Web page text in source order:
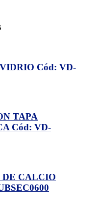
Cód: VD-
TAPA
Cód: VD-
DE CALCIO